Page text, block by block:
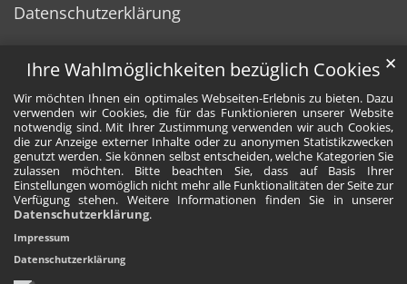
Ihre Wahlmöglichkeiten bezüglich Cookies
Wir möchten Ihnen ein optimales Webseiten-Erlebnis zu bieten. Dazu
verwenden wir Cookies, die für das Funktionieren unserer Website
notwendig sind. Mit Ihrer Zustimmung verwenden wir auch Cookies,
die zur Anzeige externer Inhalte oder zu anonymen Statistikzwecken
genutzt werden. Sie können selbst entscheiden, welche Kategorien Sie
zulassen möchten. Bitte beachten Sie, dass auf Basis Ihrer
Einstellungen womöglich nicht mehr alle Funktionalitäten der Seite zur
Verfügung stehen. Weitere Informationen finden Sie in unserer
Datenschutzerklärung.
✕
Impressum
Datenschutzerklärung
Datenschutzerklärung